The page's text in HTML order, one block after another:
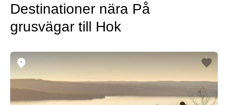
Destinationer nära På
grusvägar till Hok